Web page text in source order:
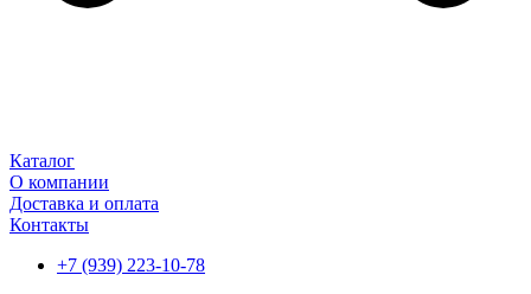
Каталог
О компании
Доставка и оплата
Контакты
+7 (939) 223-10-78